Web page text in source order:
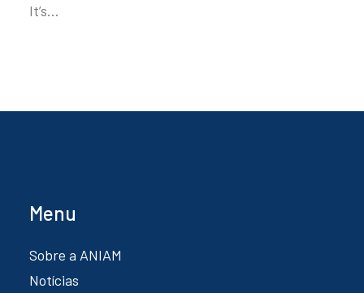
It’s…
Menu
Sobre a ANIAM
Notícias